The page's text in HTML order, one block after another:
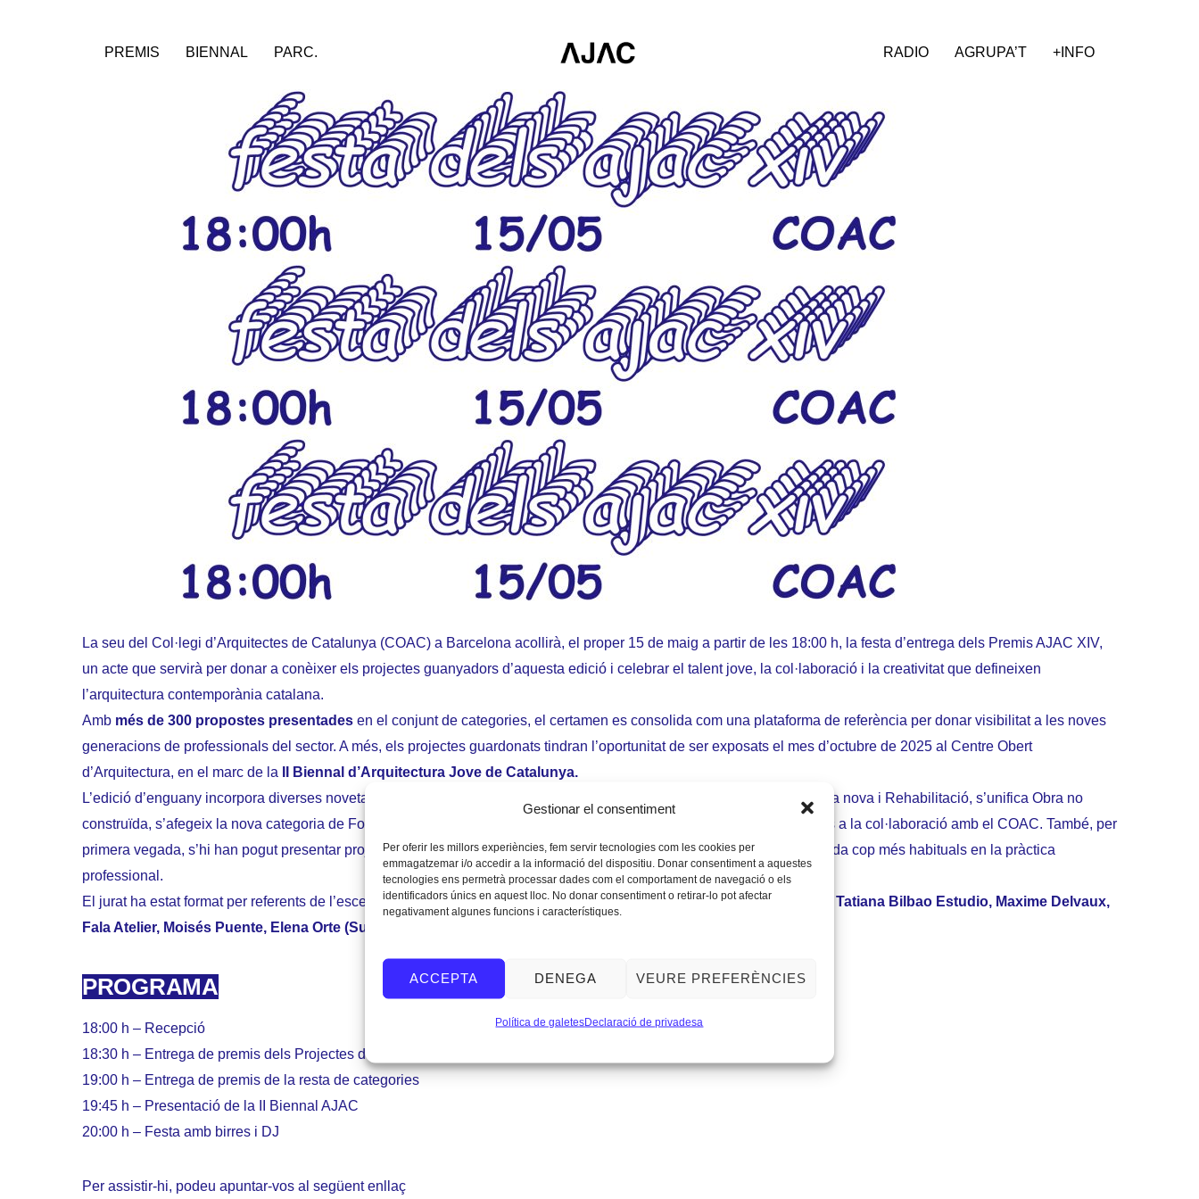
Gestionar el consentiment
Per oferir les millors experiències, fem servir tecnologies com les cookies per
emmagatzemar i/o accedir a la informació del dispositiu. Donar consentiment a aquestes
tecnologies ens permetrà processar dades com el comportament de navegació o els
identificadors únics en aquest lloc. No donar consentiment o retirar-lo pot afectar
negativament algunes funcions i característiques.
ACCEPTA DENEGA VEURE PREFERÈNCIES
Política de galetesDeclaració de privadesa
PREMIS BIENNAL PARC. RADIO AGRUPA’T +INFO
La seu del Col·legi d’Arquitectes de Catalunya (COAC) a Barcelona acollirà, el proper 15 de maig a partir de les 18:00 h, la festa d’entrega dels Premis AJAC XIV,
un acte que servirà per donar a conèixer els projectes guanyadors d’aquesta edició i celebrar el talent jove, la col·laboració i la creativitat que defineixen
l’arquitectura contemporània catalana.
Amb més de 300 propostes presentades en el conjunt de categories, el certamen es consolida com una plataforma de referència per donar visibilitat a les noves
generacions de professionals del sector. A més, els projectes guardonats tindran l’oportunitat de ser exposats el mes d’octubre de 2025 al Centre Obert
d’Arquitectura, en el marc de la
II Biennal d’Arquitectura Jove de Catalunya.
L’edició d’enguany incorpora diverses novetats destacades, com la reestructuració de les categories: es divideixen Obra nova i Rehabilitació, s’unifica Obra no
construïda, s’afegeix la nova categoria de Fotografia d’arquitectura i s’inclouen els Projectes de Final d’Estudis, gràcies a la col·laboració amb el COAC. També, per
primera vegada, s’hi han pogut presentar projectes en coautoria, reconeixent les col·laboracions intergeneracionals, cada cop més habituals en la pràctica
professional.
El jurat ha estat format per referents de l’escena arquitectònica nacional i internacional, comMireia Luzárraga (TAKK), Tatiana Bilbao Estudio, Maxime Delvaux,
Fala Atelier, Moisés Puente, Elena Orte (Suma Arquitectura), Manuel Bouzas i Burr Studio.
PROGRAMA
18:00 h – Recepció
18:30 h – Entrega de premis dels Projectes de Final d’Estudis
19:00 h – Entrega de premis de la resta de categories
19:45 h – Presentació de la II Biennal AJAC
20:00 h – Festa amb birres i DJ
Per assistir-hi, podeu apuntar-vos al següent enllaç